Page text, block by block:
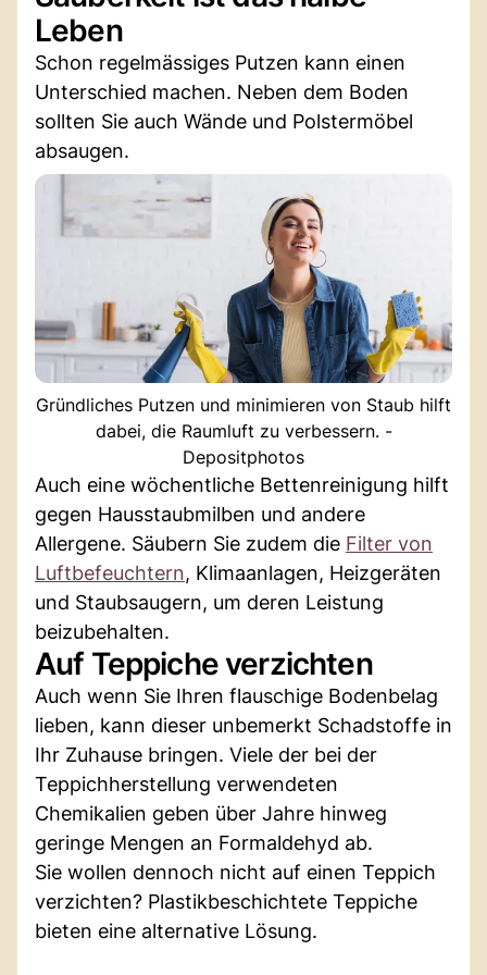
Leben
Schon regelmässiges Putzen kann einen
Unterschied machen. Neben dem Boden
sollten Sie auch Wände und Polstermöbel
absaugen.
Gründliches Putzen und minimieren von Staub hilft
dabei, die Raumluft zu verbessern. -
Depositphotos
Auch eine wöchentliche Bettenreinigung hilft
gegen Hausstaubmilben und andere
Allergene. Säubern Sie zudem die Filter von
Luftbefeuchtern, Klimaanlagen, Heizgeräten
und Staubsaugern, um deren Leistung
beizubehalten.
Auf Teppiche verzichten
Auch wenn Sie Ihren flauschige Bodenbelag
lieben, kann dieser unbemerkt Schadstoffe in
Ihr Zuhause bringen. Viele der bei der
Teppichherstellung verwendeten
Chemikalien geben über Jahre hinweg
geringe Mengen an Formaldehyd ab.
Sie wollen dennoch nicht auf einen Teppich
verzichten? Plastikbeschichtete Teppiche
bieten eine alternative Lösung.